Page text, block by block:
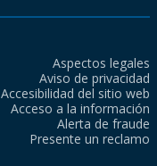
Aspectos legales
Aviso de privacidad
Accesibilidad del sitio web
Acceso a la información
Alerta de fraude
Presente un reclamo